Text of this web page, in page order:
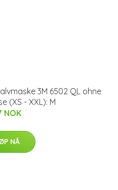
3M 6502 QL ohne
(XS - XXL): M
NOK
NÅ